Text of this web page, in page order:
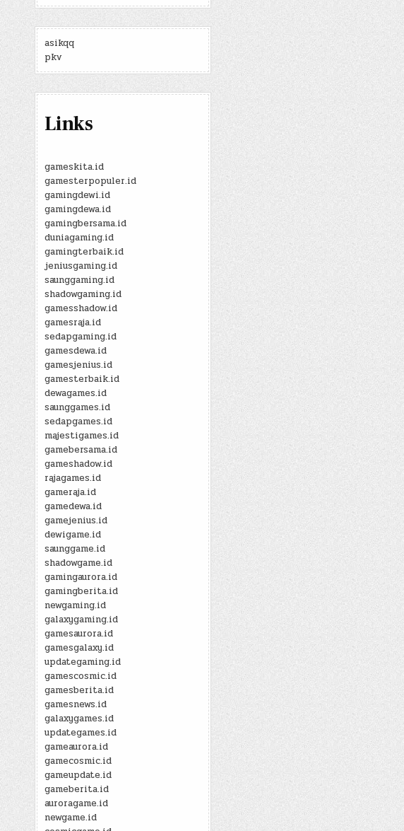
asikqq
pkv
Links
gameskita.id
gamesterpopuler.id
gamingdewi.id
gamingdewa.id
gamingbersama.id
duniagaming.id
gamingterbaik.id
jeniusgaming.id
saunggaming.id
shadowgaming.id
gamesshadow.id
gamesraja.id
sedapgaming.id
gamesdewa.id
gamesjenius.id
gamesterbaik.id
dewagames.id
saunggames.id
sedapgames.id
majestigames.id
gamebersama.id
gameshadow.id
rajagames.id
gameraja.id
gamedewa.id
gamejenius.id
dewigame.id
saunggame.id
shadowgame.id
gamingaurora.id
gamingberita.id
newgaming.id
galaxygaming.id
gamesaurora.id
gamesgalaxy.id
updategaming.id
gamescosmic.id
gamesberita.id
gamesnews.id
galaxygames.id
updategames.id
gameaurora.id
gamecosmic.id
gameupdate.id
gameberita.id
auroragame.id
newgame.id